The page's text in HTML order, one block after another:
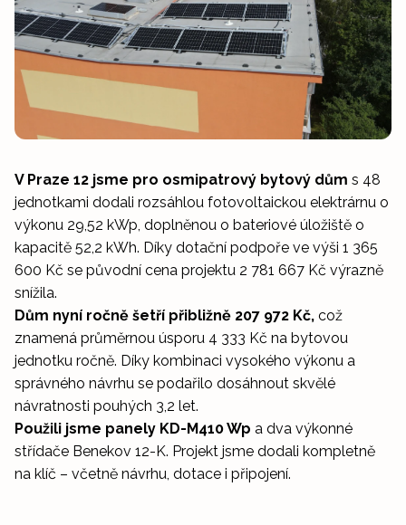
V Praze 12 jsme pro osmipatrový bytový dům s 48
jednotkami dodali rozsáhlou fotovoltaickou elektrárnu o
výkonu 29,52 kWp, doplněnou o bateriové úložiště o
kapacitě 52,2 kWh. Díky dotační podpoře ve výši 1 365
600 Kč se původní cena projektu 2 781 667 Kč výrazně
snížila.
Dům nyní ročně šetří přibližně 207 972 Kč, což
znamená průměrnou úsporu 4 333 Kč na bytovou
jednotku ročně. Díky kombinaci vysokého výkonu a
správného návrhu se podařilo dosáhnout skvělé
návratnosti pouhých 3,2 let.
Použili jsme panely KD-M410 Wp a dva výkonné
střídače Benekov 12-K. Projekt jsme dodali kompletně
na klíč – včetně návrhu, dotace i připojení.